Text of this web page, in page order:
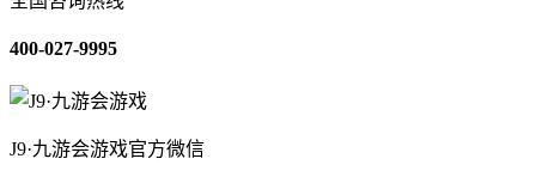
400-027-9995
J9·九游会游戏官方微信